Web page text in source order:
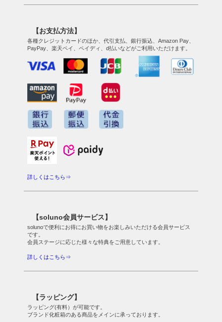
【お支払方法】
各種クレジットカードのほか、代引支払、銀行振込、Amazon Pay、
PayPay、楽天ペイ、ペイディ、d払いなどがご利用いただけます。
詳しくはこちら⇒
【soluno会員サービス】
solunoで便利にお得にお買い物をお楽しみいただける会員サービス
です。
会員ステージに応じた様々な特典をご用意しています。
詳しくはこちら⇒
【ラッピング】
ラッピング(有料）が可能です。
ブランド化粧箱のある商品をメインに承っております。